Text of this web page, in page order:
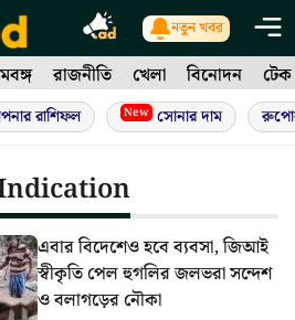
নতুন খবর
রাজনীতি খেলা বিনোদন টেক
রাশিফল New সোনার দাম
এবার বিদেশেও হবে ব্যবসা, জিআই
স্বীকৃতি পেল হুগলির জলভরা সন্দেশ
ও বলাগড়ের নৌকা